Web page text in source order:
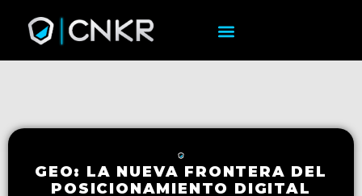
GEO: LA NUEVA FRONTERA DEL
POSICIONAMIENTO DIGITAL